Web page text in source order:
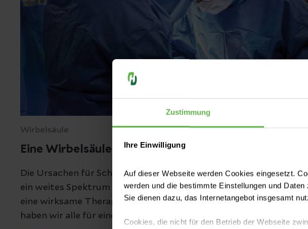
Zustimmung
Ihre Einwilligung
Auf dieser Webseite werden Cookies eingesetzt.
werden und die bestimmte Einstellungen und
Sie dienen dazu, das Internetangebot insgesamt
Cookies, die nicht für den Betrieb der Webseite
Wirbelsäule
Eine Wirbelsäulen-Operation als letzte Option
Die Ursachen für Schmerzen an der Wirbelsäule sind so vielfältig,
ein weites Spektrum an medizinischer Kompetenz und
eine wirksame Therapie erforderlich ist. Gegen Ihre
haben wir alle für eine interdisziplinäre Therapie notwendigen